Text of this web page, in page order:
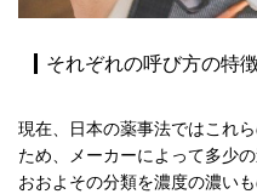
それぞれの呼び方の特
現在、日本の薬事法ではこれ
ため、メーカーによって多少
おおよその分類を濃度の濃い